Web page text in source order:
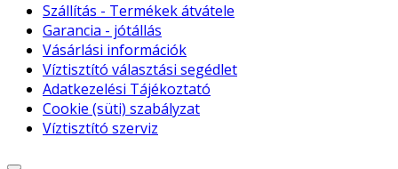
Szállítás - Termékek átvátele
Garancia - jótállás
Vásárlási információk
Víztisztító választási segédlet
Adatkezelési Tájékoztató
Cookie (süti) szabályzat
Víztisztító szerviz